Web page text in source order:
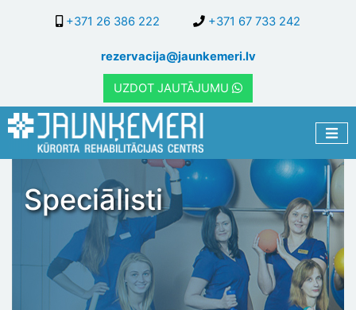
galveno
saturu
+371 26 386 222 +371 67 733 242
rezervacija@jaunkemeri.lv
UZDOT JAUTĀJUMU
Speciālisti